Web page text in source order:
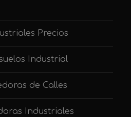
Precios
Industrial
de Calles
Industriales